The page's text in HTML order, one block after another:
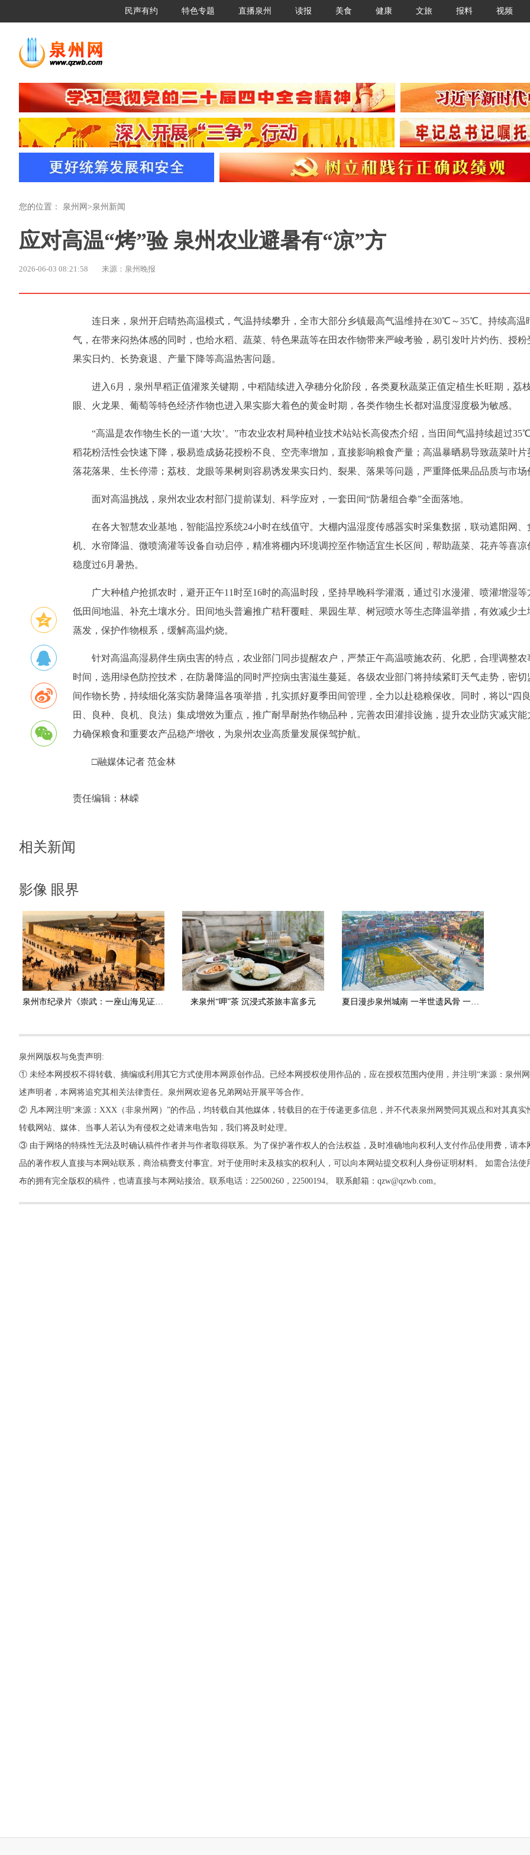
民声有约 特色专题 直播泉州 读报 美食 健康 文旅 报料 视频
您的位置： 泉州网 >泉州新闻
应对高温“烤”验 泉州农业避暑有“凉”方
2026-06-03 08:21:58 来源：泉州晚报
连日来，泉州开启晴热高温模式，气温持续攀升，全市大部分乡镇最高气温维持在30℃～35℃。持续高温
气，在带来闷热体感的同时，也给水稻、蔬菜、特色果蔬等在田农作物带来严峻考验，易引发叶片灼伤、授粉
果实日灼、长势衰退、产量下降等高温热害问题。
进入6月，泉州早稻正值灌浆关键期，中稻陆续进入孕穗分化阶段，各类夏秋蔬菜正值定植生长旺期，荔
眼、火龙果、葡萄等特色经济作物也进入果实膨大着色的黄金时期，各类作物生长都对温度湿度极为敏感。
“高温是农作物生长的一道‘大坎’。”市农业农村局种植业技术站站长高俊杰介绍，当田间气温持续超过
稻花粉活性会快速下降，极易造成扬花授粉不良、空壳率增加，直接影响粮食产量；高温暴晒易导致蔬菜叶片
落花落果、生长停滞；荔枝、龙眼等果树则容易诱发果实日灼、裂果、落果等问题，严重降低果品品质与市场
面对高温挑战，泉州农业农村部门提前谋划、科学应对，一套田间“防暑组合拳”全面落地。
在各大智慧农业基地，智能温控系统24小时在线值守。大棚内温湿度传感器实时采集数据，联动遮阳网、
机、水帘降温、微喷滴灌等设备自动启停，精准将棚内环境调控至作物适宜生长区间，帮助蔬菜、花卉等喜凉
稳度过6月暑热。
广大种植户抢抓农时，避开正午11时至16时的高温时段，坚持早晚科学灌溉，通过引水漫灌、喷灌增湿等
低田间地温、补充土壤水分。田间地头普遍推广秸秆覆畦、果园生草、树冠喷水等生态降温举措，有效减少土
蒸发，保护作物根系，缓解高温灼烧。
针对高温高湿易伴生病虫害的特点，农业部门同步提醒农户，严禁正午高温喷施农药、化肥，合理调整农
时间，选用绿色防控技术，在防暑降温的同时严控病虫害滋生蔓延。各级农业部门将持续紧盯天气走势，密切
间作物长势，持续细化落实防暑降温各项举措，扎实抓好夏季田间管理，全力以赴稳粮保收。同时，将以“四
田、良种、良机、良法）集成增效为重点，推广耐旱耐热作物品种，完善农田灌排设施，提升农业防灾减灾能
力确保粮食和重要农产品稳产增收，为泉州农业高质量发展保驾护航。
□融媒体记者 范金林
责任编辑： 林嵘
相关新闻
影像 眼界
泉州市纪录片《崇武：一座山海见证的英雄之城》斩获国家级大奖 来泉州“呷”茶 沉浸式茶旅丰富多元 夏日漫步泉州城南 一半世遗风骨 一半古早滋味
泉州网版权与免责声明:
① 未经本网授权不得转载、摘编或利用其它方式使用本网原创作品。已经本网授权使用作品的，应在授权范围内使用，并注明“来源：泉州
述声明者，本网将追究其相关法律责任。泉州网欢迎各兄弟网站开展平等合作。
② 凡本网注明“来源：XXX（非泉州网）”的作品，均转载自其他媒体，转载目的在于传递更多信息，并不代表泉州网赞同其观点和对其真实
转载网站、媒体、当事人若认为有侵权之处请来电告知，我们将及时处理。
③ 由于网络的特殊性无法及时确认稿件作者并与作者取得联系。为了保护著作权人的合法权益，及时准确地向权利人支付作品使用费，请本
品的著作权人直接与本网站联系，商洽稿费支付事宜。对于使用时未及核实的权利人，可以向本网站提交权利人身份证明材料。 如需合法使
布的拥有完全版权的稿件，也请直接与本网站接洽。联系电话：22500260，22500194。 联系邮箱：qzw@qzwb.com。